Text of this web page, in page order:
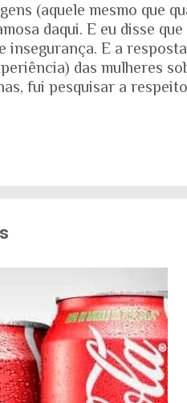
(aquele mesmo que
daqui. E eu disse
insegurança. E a
das mulheres
fui pesquisar a
dado alarmante: que